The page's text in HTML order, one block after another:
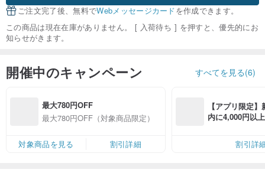
ご注文完了後、無料でWebメッセージカードを作成できます。
この商品は現在在庫がありません。 [ 入荷待ち ] を押すと、優先的にお
知らせがきます。
開催中のキャンペーン すべてを見る(6)
最大780円OFF
最大780円OFF（対象商品限定）
対象商品を見る 割引詳細
【アプリ限定
内に4,000円以
割引詳